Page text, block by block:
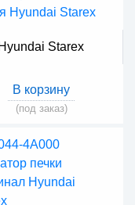
Starex
В корзину
(под заказ)